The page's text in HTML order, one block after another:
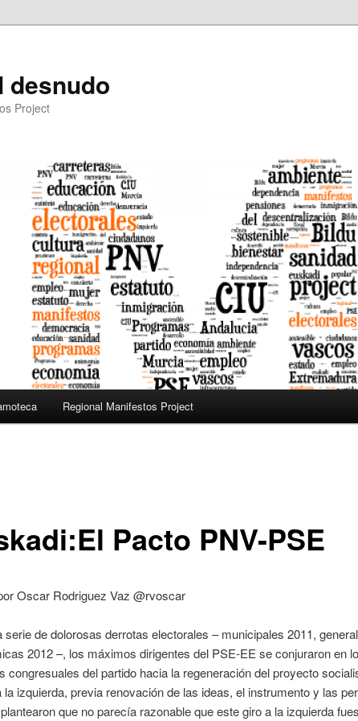
desnudo
Project
Regional Manifestos Project
Pacto PNV-PSE
Oscar Rodriguez Vaz @rvoscar
serie de dolorosas derrotas electorales – municipales 2011,
2012 –, los máximos dirigentes del PSE-EE se conjuraron en
congresuales del partido hacia la regeneración del proyecto
la izquierda, previa renovación de las ideas, el instrumento y las
que no parecía razonable que este giro a la izquierda